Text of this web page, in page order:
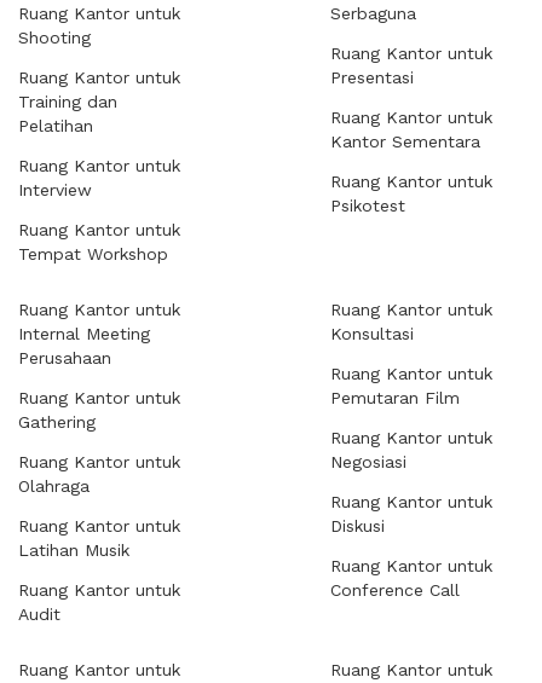
Ruang Kantor untuk
Shooting
Ruang Kantor untuk
Training dan
Pelatihan
Ruang Kantor untuk
Interview
Ruang Kantor untuk
Tempat Workshop
Serbaguna
Ruang Kantor untuk
Presentasi
Ruang Kantor untuk
Kantor Sementara
Ruang Kantor untuk
Psikotest
Ruang Kantor untuk
Internal Meeting
Perusahaan
Ruang Kantor untuk
Gathering
Ruang Kantor untuk
Olahraga
Ruang Kantor untuk
Latihan Musik
Ruang Kantor untuk
Audit
Ruang Kantor untuk
Konsultasi
Ruang Kantor untuk
Pemutaran Film
Ruang Kantor untuk
Negosiasi
Ruang Kantor untuk
Diskusi
Ruang Kantor untuk
Conference Call
Ruang Kantor untuk
Ruang Kantor untuk